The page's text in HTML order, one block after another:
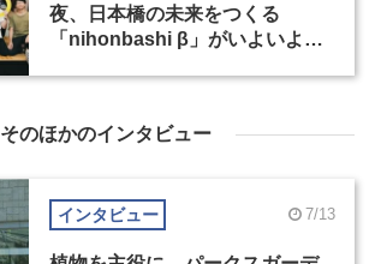
夜、日本橋の未来をつくる
「nihonbashi β」がいよいよロ
そのほかのインタビュー
インタビュー 7/13